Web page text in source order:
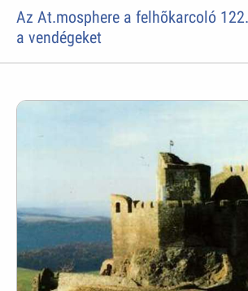
Az At.mosphere a felhõkarcoló
a vendégeket